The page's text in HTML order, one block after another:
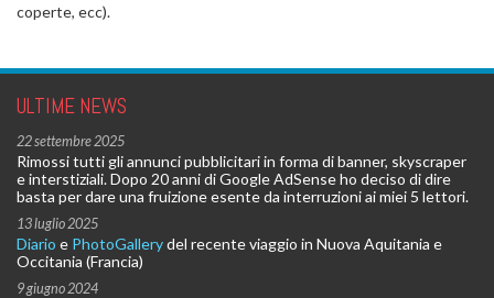
coperte, ecc).
ULTIME NEWS
22 settembre 2025
Rimossi tutti gli annunci pubblicitari in forma di banner, skyscraper
e interstiziali. Dopo 20 anni di Google AdSense ho deciso di dire
basta per dare una fruizione esente da interruzioni ai miei 5 lettori.
13 luglio 2025
Diario e PhotoGallerydel recente viaggio in Nuova Aquitania e
Occitania (Francia)
9 giugno 2024